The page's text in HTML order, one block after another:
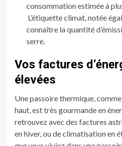
consommation estimée à
L’étiquette climat, notée
connaître la quantité
serre.
Vos factures
élevées
Une passoire thermique, comme
haut, est très gourmande en
retrouvez avec des factures
en hiver, ou de climatisation en